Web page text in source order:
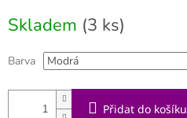
cena:
Skladem (3 ks)
Barva
Přidat do košíku